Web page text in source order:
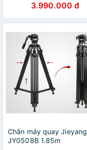
3.990.000 đ
Chân máy quay Jieyang
JY0508B 1.85m